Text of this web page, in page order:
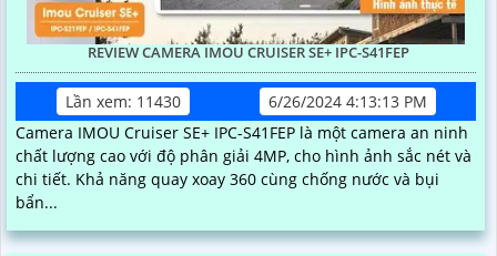
REVIEW CAMERA IMOU CRUISER SE+ IPC-S41FEP
Lần xem: 11430
6/26/2024 4:13:13 PM
Camera IMOU Cruiser SE+ IPC-S41FEP là một camera an ninh
chất lượng cao với độ phân giải 4MP, cho hình ảnh sắc nét và
chi tiết. Khả năng quay xoay 360 cùng chống nước và bụi
bẩn...